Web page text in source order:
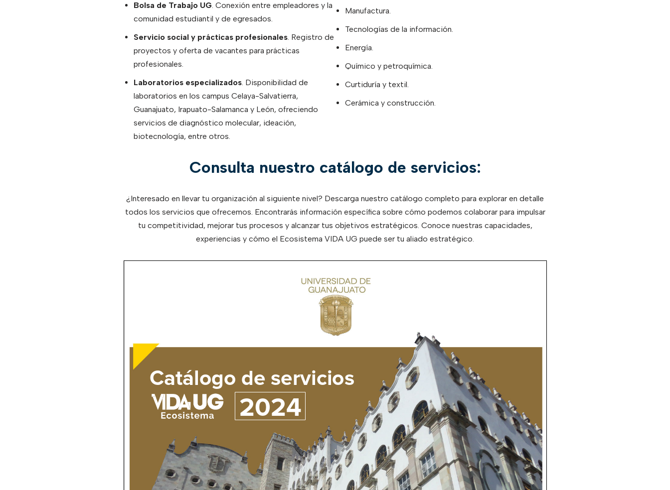
Bolsa de Trabajo UG. Conexión entre empleadores y la
comunidad estudiantil y de egresados.
Servicio social y prácticas profesionales. Registro de
proyectos y oferta de vacantes para prácticas
profesionales.
Laboratorios especializados. Disponibilidad de
laboratorios en los campus Celaya-Salvatierra,
Guanajuato, Irapuato-Salamanca y León, ofreciendo
servicios de diagnóstico molecular, ideación,
biotecnología, entre otros.
Manufactura.
Tecnologías de la información.
Energía.
Químico y petroquímica.
Curtiduría y textil.
Cerámica y construcción.
Consulta nuestro catálogo de servicios:
¿Interesado en llevar tu organización al siguiente nivel? Descarga nuestro catálogo completo para explorar en detalle
todos los servicios que ofrecemos. Encontrarás información específica sobre cómo podemos colaborar para impulsar
tu competitividad, mejorar tus procesos y alcanzar tus objetivos estratégicos. Conoce nuestras capacidades,
experiencias y cómo el Ecosistema VIDA UG puede ser tu aliado estratégico.